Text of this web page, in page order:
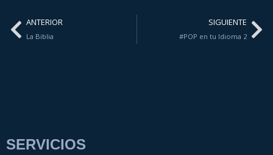
ANTERIOR
La Biblia
SIGUIENTE
#POP en tu Idioma 2
SERVICIOS